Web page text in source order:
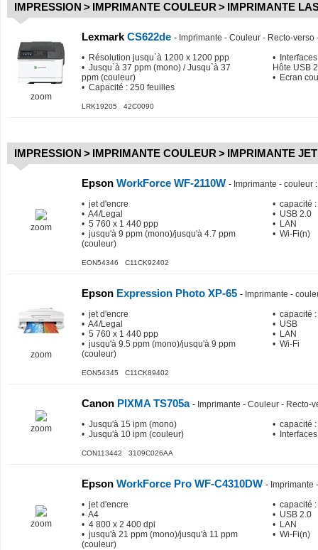
IMPRESSION > IMPRIMANTE COULEUR > IMPRIMANTE
zoom
Lexmark CS622de - Imprimante - Couleur - Recto-verso
• Résolution jusqu`à 1200 x 1200 ppp
• Jusqu`à 37 ppm (mono) / Jusqu`à 37
ppm (couleur)
• Capacité : 250 feuilles
•
Hôte USB
• Ecran
LRK19205 42C0090
IMPRESSION > IMPRIMANTE COULEUR > IMPRIMANTE
zoom
Epson WorkForce WF-2110W - Imprimante - couleur :
• jet d'encre
• A4/Legal
• 5 760 x 1 440 ppp
• jusqu'à 9 ppm (mono)/jusqu'à 4.7 ppm
(couleur)
• capacité
• USB 2.0
• LAN
• Wi-Fi(n)
EON54346 C11CK92402
zoom
Epson Expression Photo XP-65 - Imprimante -
• jet d'encre
• A4/Legal
• 5 760 x 1 440 ppp
• jusqu'à 9.5 ppm (mono)/jusqu'à 9 ppm
(couleur)
• capacité
• USB
• LAN
• Wi-Fi
EON54345 C11CK89402
zoom
Canon PIXMA TS705a - Imprimante - Couleur - Recto-
• Jusqu'à 15 ipm (mono)
• Jusqu'à 10 ipm (couleur)
• capacité
•
CON113442 3109C026AA
zoom
Epson WorkForce Pro WF-C4310DW - Imprimante
• jet d'encre
• A4
• 4 800 x 2 400 dpi
• jusqu'à 21 ppm (mono)/jusqu'à 11 ppm
(couleur)
• capacité
• USB 2.0
• LAN
• Wi-Fi(n)